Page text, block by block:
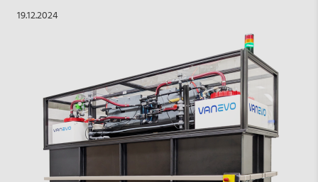
19.12.2024